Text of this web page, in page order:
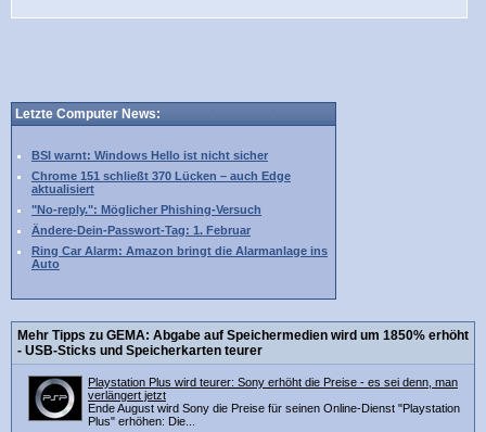
Letzte Computer News:
BSI warnt: Windows Hello ist nicht sicher
Chrome 151 schließt 370 Lücken – auch Edge
aktualisiert
"No-reply.": Möglicher Phishing-Versuch
Ändere-Dein-Passwort-Tag: 1. Februar
Ring Car Alarm: Amazon bringt die Alarmanlage ins
Auto
Mehr Tipps zu GEMA: Abgabe auf Speichermedien wird um 1850% erhöht
- USB-Sticks und Speicherkarten teurer
Playstation Plus wird teurer: Sony erhöht die Preise - es sei denn, man
verlängert jetzt
Ende August wird Sony die Preise für seinen Online-Dienst "Playstation
Plus" erhöhen: Die...